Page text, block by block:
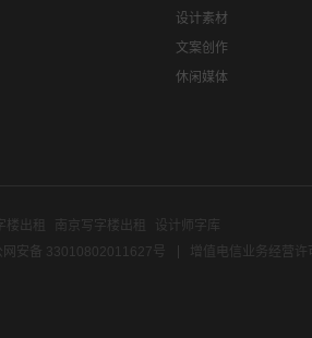
设计素材
文案创作
休闲媒体
楼出租 南京写字楼出租
设计师字库
网安备 33010802011627号 增值电信业务经营